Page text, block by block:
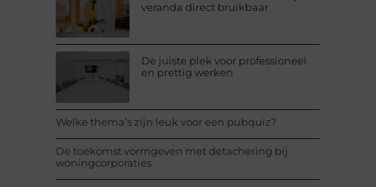
veranda direct bruikbaar
De juiste plek voor professioneel
en prettig werken
Welke thema’s zijn leuk voor een pubquiz?
De toekomst vormgeven met detachering bij
woningcorporaties